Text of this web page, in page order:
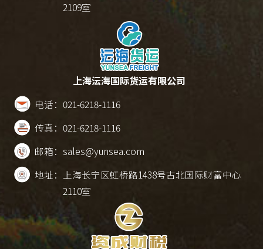
2109室
上海沄海国际货运有限公司
电话： 021-6218-1116
传真： 021-6218-1116
邮箱： sales@yunsea.com
地址：
上海长宁区虹桥路1438号古北国际财富中心
2110室